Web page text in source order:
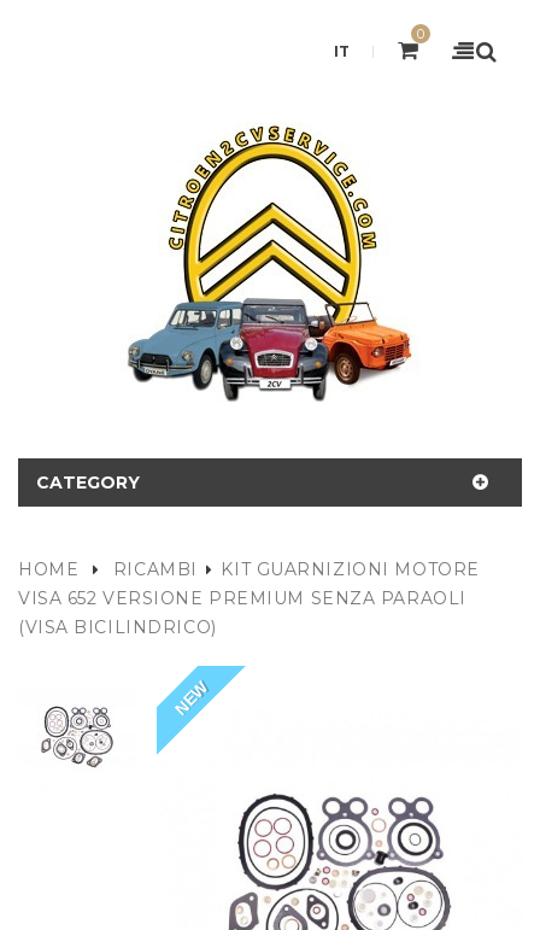
IT
0
CATEGORY
HOME RICAMBI
KIT GUARNIZIONI MOTORE
VISA 652 VERSIONE PREMIUM SENZA PARAOLI
(VISA BICILINDRICO)
NEW